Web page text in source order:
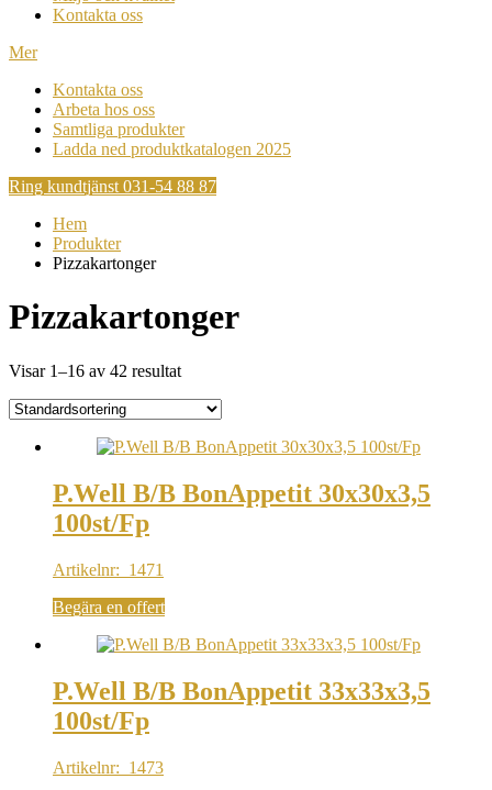
Kontakta oss
Mer
Kontakta oss
Arbeta hos oss
Samtliga produkter
Ladda ned produktkatalogen 2025
Ring kundtjänst 031-54 88 87
Hem
Produkter
Pizzakartonger
Pizzakartonger
Visar 1–16 av 42 resultat
P.Well B/B BonAppetit 30x30x3,5
100st/Fp
Artikelnr: 1471
Begära en offert
P.Well B/B BonAppetit 33x33x3,5
100st/Fp
Artikelnr: 1473